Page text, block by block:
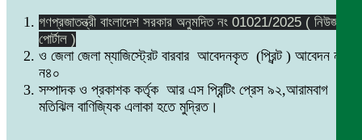
গণপ্রজাতন্ত্রী বাংলাদেশ সরকার অনুমদিত নং 01021/2025 ( নিউজ
পোর্টাল )
ও জেলা জেলা ম্যাজিস্ট্রেট বারবার আবেদনকৃত (প্রিন্ট ) আবেদন নং
ন৪০
সম্পাদক ও প্রকাশক কর্তৃক আর এস প্রিন্টিং প্রেস ৯২,আরামবাগ
মতিঝিল বাণিজ্যিক এলাকা হতে মুদ্রিত।